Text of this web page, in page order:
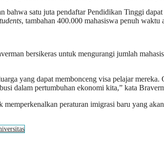
bahwa satu juta pendaftar Pendidikan Tinggi
, tambahan 400.000 mahasiswa penuh waktu
bersikeras untuk mengurangi jumlah
yang dapat membonceng visa pelajar
dalam pertumbuhan ekonomi kita,” kata
peraturan imigrasi baru yang